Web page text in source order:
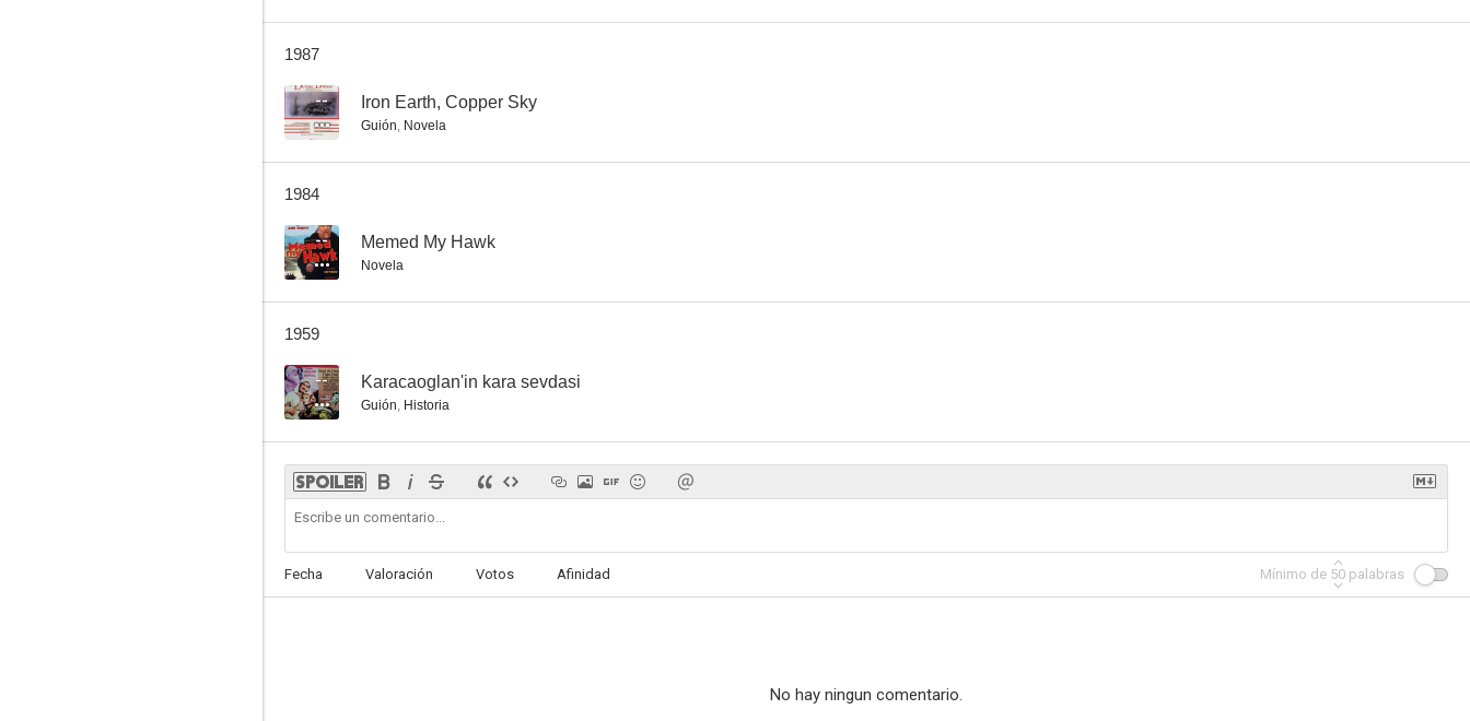
1987
-- Iron Earth, Copper Sky
Guión, Novela
1984
-- Memed My Hawk
Novela
1959
-- Karacaoglan'in kara sevdasi
Guión, Historia
Fecha Valoración Votos Afinidad Mínimo de 50 palabras
No hay ningun comentario.